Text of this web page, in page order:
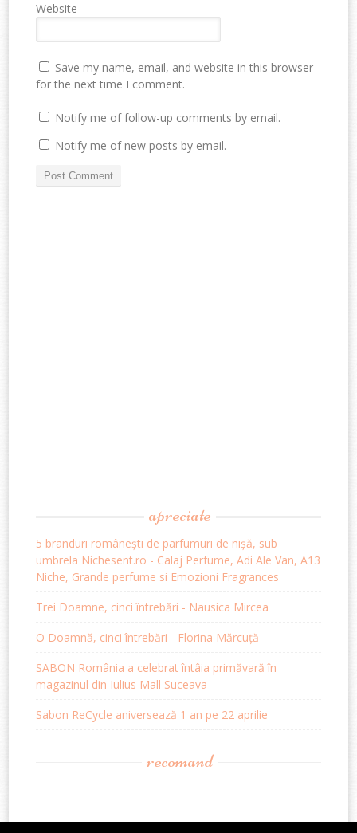
Website
Save my name, email, and website in this browser
for the next time I comment.
Notify me of follow-up comments by email.
Notify me of new posts by email.
apreciate
5 branduri românești de parfumuri de nișă, sub
umbrela Nichesent.ro - Calaj Perfume, Adi Ale Van, A13
Niche, Grande perfume si Emozioni Fragrances
Trei Doamne, cinci întrebări - Nausica Mircea
O Doamnă, cinci întrebări - Florina Mărcuță
SABON România a celebrat întâia primăvară în
magazinul din Iulius Mall Suceava
Sabon ReCycle aniversează 1 an pe 22 aprilie
recomand